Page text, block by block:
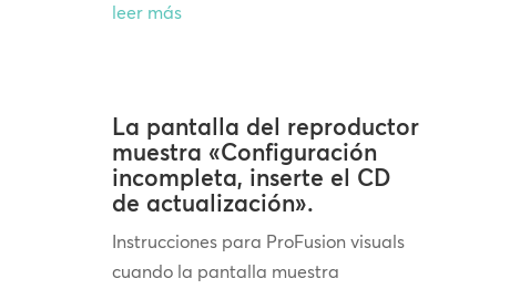
leer más
La pantalla del reproductor
muestra «Configuración
incompleta, inserte el CD
de actualización».
Instrucciones para ProFusion visuals
cuando la pantalla muestra